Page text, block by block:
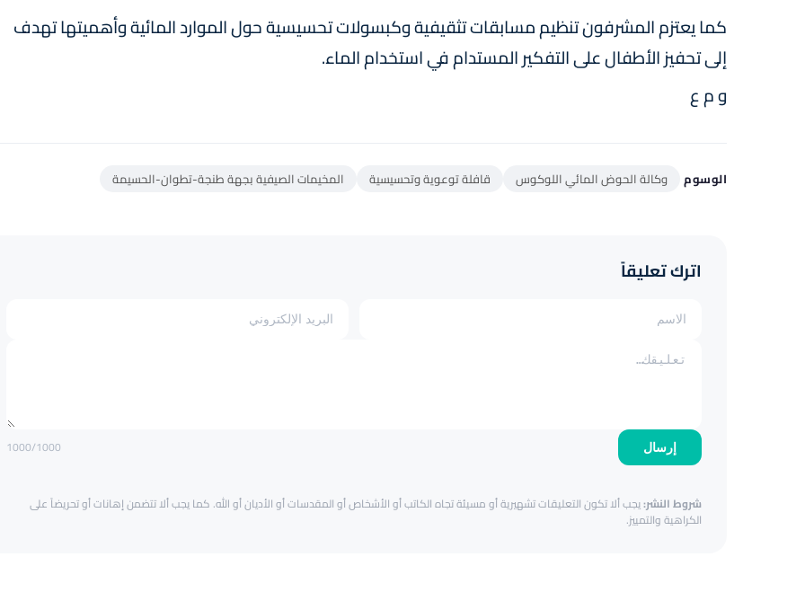
كما يعتزم المشرفون تنظيم مسابقات تثقيفية وكبسولات تحسيسية حول الموارد المائية وأهميتها تهدف
إلى تحفيز الأطفال على التفكير المستدام في استخدام الماء.
و م ع
الوسوم وكالة الحوض المائي اللوكوس قافلة توعوية وتحسيسية المخيمات الصيفية بجهة طنجة-تطوان-الحسيمة
اترك تعليقاً
إرسال 1000/1000
شروط النشر:يجب ألا تكون التعليقات تشهيرية أو مسيئة تجاه الكاتب أو الأشخاص أو المقدسات أو الأديان أو الله. كما يجب ألا تتضمن إهانات أو تحريضاً على
الكراهية والتمييز.